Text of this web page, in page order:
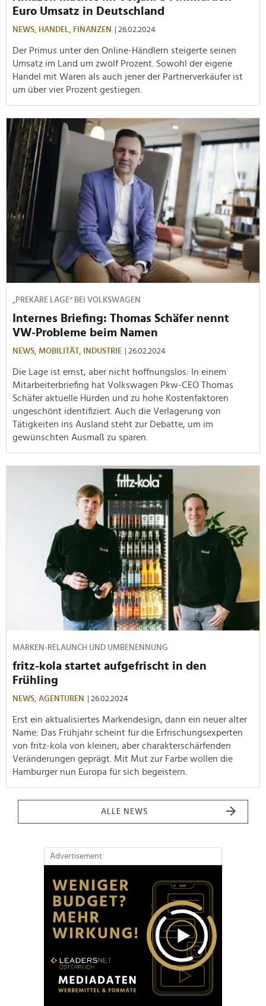
Euro Umsatz in Deutschland
NEWS, HANDEL, FINANZEN | 26.02.2024
Der Primus unter den Online-Händlern steigerte seinen
Umsatz im Land um zwölf Prozent. Sowohl der eigene
Handel mit Waren als auch jener der Partnerverkäufer ist
um über vier Prozent gestiegen.
„PREKÄRE LAGE“ BEI VOLKSWAGEN
Internes Briefing: Thomas Schäfer nennt
VW-Probleme beim Namen
NEWS, MOBILITÄT, INDUSTRIE | 26.02.2024
Die Lage ist ernst, aber nicht hoffnungslos: In einem
Mitarbeiterbriefing hat Volkswagen Pkw-CEO Thomas
Schäfer aktuelle Hürden und zu hohe Kostenfaktoren
ungeschönt identifiziert. Auch die Verlagerung von
Tätigkeiten ins Ausland steht zur Debatte, um im
gewünschten Ausmaß zu sparen.
MARKEN-RELAUNCH UND UMBENENNUNG
fritz-kola startet aufgefrischt in den
Frühling
NEWS, AGENTUREN | 26.02.2024
Erst ein aktualisiertes Markendesign, dann ein neuer alter
Name: Das Frühjahr scheint für die Erfrischungsexperten
von fritz-kola von kleinen, aber charakterschärfenden
Veränderungen geprägt. Mit Mut zur Farbe wollen die
Hamburger nun Europa für sich begeistern.
ALLE NEWS
Advertisement